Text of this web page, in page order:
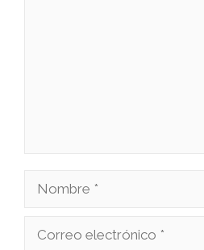
Nombre
Correo